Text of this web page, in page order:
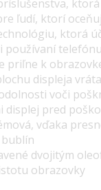
ľudí, ktorí
ktorá
priľne k
displeja
voči
displej pred
vďaka
bublín
dvojitým
obrazovky